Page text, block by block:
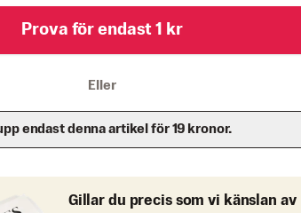
Prova för endast 1 kr
Eller
endast denna artikel för 19 kronor.
Gillar du precis som vi känslan av